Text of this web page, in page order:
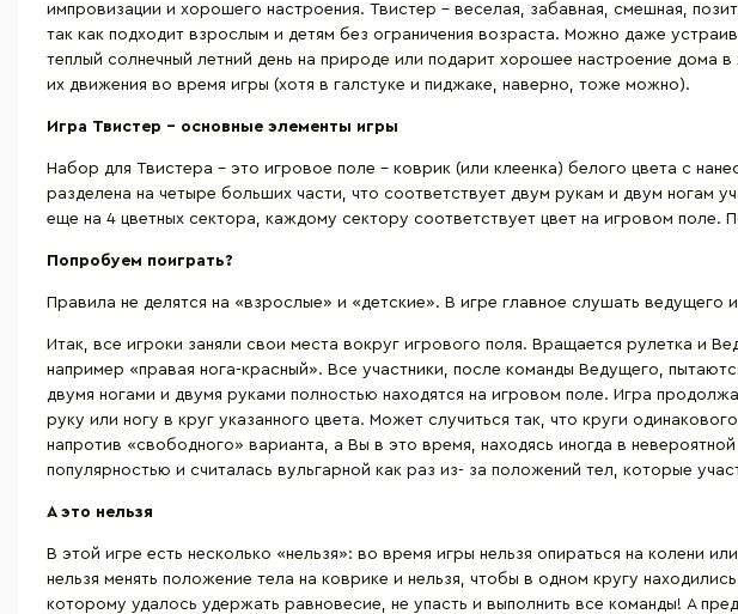
импровизации и хорошего настроения. Твистер – веселая, забавная, смешная,
так как подходит взрослым и детям без ограничения возраста. Можно даже
теплый солнечный летний день на природе или подарит хорошее настроение
их движения во время игры (хотя в галстуке и пиджаке, наверно, тоже можно).
Игра Твистер – основные элементы игры
Набор для Твистера – это игровое поле - коврик (или клеенка) белого цвета с
разделена на четыре больших части, что соответствует двум рукам и двум ногам
еще на 4 цветных сектора, каждому сектору соответствует цвет на игровом поле.
Попробуем поиграть?
Правила не делятся на «взрослые» и «детские». В игре главное слушать ведущего
Итак, все игроки заняли свои места вокруг игрового поля. Вращается рулетка и
например «правая нога-красный». Все участники, после команды Ведущего,
двумя ногами и двумя руками полностью находятся на игровом поле. Игра
руку или ногу в круг указанного цвета. Может случиться так, что круги
напротив «свободного» варианта, а Вы в это время, находясь иногда в
популярностью и считалась вульгарной как раз из- за положений тел, которые
А это нельзя
В этой игре есть несколько «нельзя»: во время игры нельзя опираться на колени
нельзя менять положение тела на коврике и нельзя, чтобы в одном кругу
которому удалось удержать равновесие, не упасть и выполнить все команды! А